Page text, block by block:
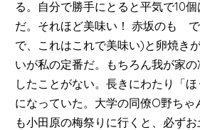
る。自分で勝手にとると平気で10
だ。それほど美味い！ 赤坂のもゝ
で、これはこれで美味い)と卵焼き
いが私の定番だ。もちろん我が家
したことがない。長きにわたり「
になっていた。大学の同僚O野ちゃ
も小田原の梅祭りに行くと、必ずお